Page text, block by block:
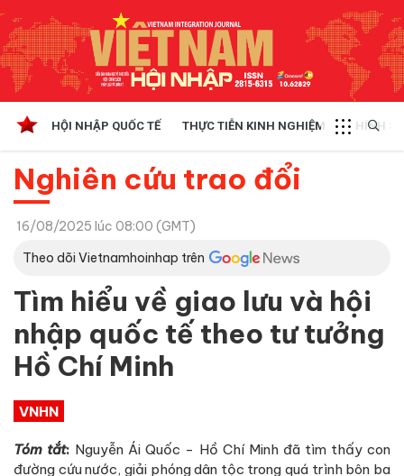
HỘI NHẬP QUỐC TẾ THỰC TIỄN KINH NGHIỆM CHÍNH
Nghiên cứu trao đổi
16/08/2025 lúc 08:00 (GMT)
Theo dõi Vietnamhoinhap trên
Tìm hiểu về giao lưu và hội
nhập quốc tế theo tư tưởng
Hồ Chí Minh
VNHN
Tóm tắt: Nguyễn Ái Quốc - Hồ Chí Minh đã tìm thấy con
đường cứu nước, giải phóng dân tộc trong quá trình bôn ba